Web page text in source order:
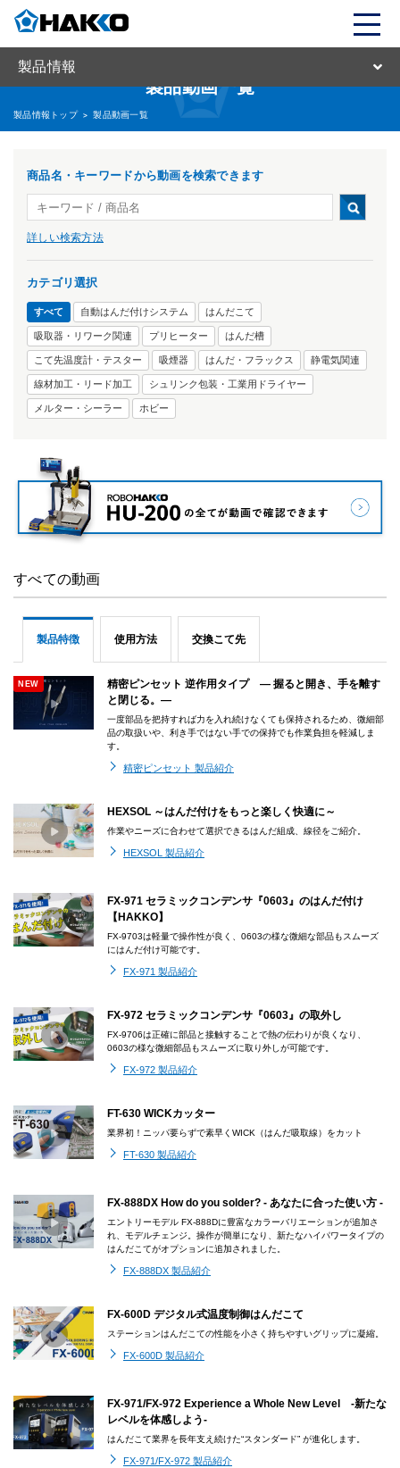
製品情報
製品動画一覧
製品情報トップ > 製品動画一覧
商品名・キーワードから動画を検索できます
詳しい検索方法
カテゴリ選択
すべて 自動はんだ付けシステム はんだこて
吸取器・リワーク関連 プリヒーター はんだ槽
こて先温度計・テスター 吸煙器 はんだ・フラックス 静電気関連
線材加工・リード加工 シュリンク包装・工業用ドライヤー
メルター・シーラー ホビー
すべての動画
製品特徴 使用方法 交換こて先
精密ピンセット 逆作用タイプ ― 握ると開き、手を離す
と閉じる。―
一度部品を把持すれば力を入れ続けなくても保持されるため、微細部
品の取扱いや、利き手ではない手での保持でも作業負担を軽減しま
す。
精密ピンセット 製品紹介
HEXSOL ～はんだ付けをもっと楽しく快適に～
作業やニーズに合わせて選択できるはんだ組成、線径をご紹介。
HEXSOL 製品紹介
FX-971 セラミックコンデンサ『0603』のはんだ付け
【HAKKO】
FX-9703は軽量で操作性が良く、0603の様な微細な部品もスムーズ
にはんだ付け可能です。
FX-971 製品紹介
FX-972 セラミックコンデンサ『0603』の取外し
FX-9706は正確に部品と接触することで熱の伝わりが良くなり、
0603の様な微細部品もスムーズに取り外しが可能です。
FX-972 製品紹介
FT-630 WICKカッター
業界初！ニッパ要らずで素早くWICK（はんだ吸取線）をカット
FT-630 製品紹介
FX-888DX How do you solder? - あなたに合った使い方 -
エントリーモデル FX-888Dに豊富なカラーバリエーションが追加さ
れ、モデルチェンジ。操作が簡単になり、新たなハイパワータイプの
はんだこてがオプションに追加されました。
FX-888DX 製品紹介
FX-600D デジタル式温度制御はんだこて
ステーションはんだこての性能を小さく持ちやすいグリップに凝縮。
FX-600D 製品紹介
FX-971/FX-972 Experience a Whole New Level -新たな
レベルを体感しよう-
はんだこて業界を長年支え続けた“スタンダード” が進化します。
FX-971/FX-972 製品紹介